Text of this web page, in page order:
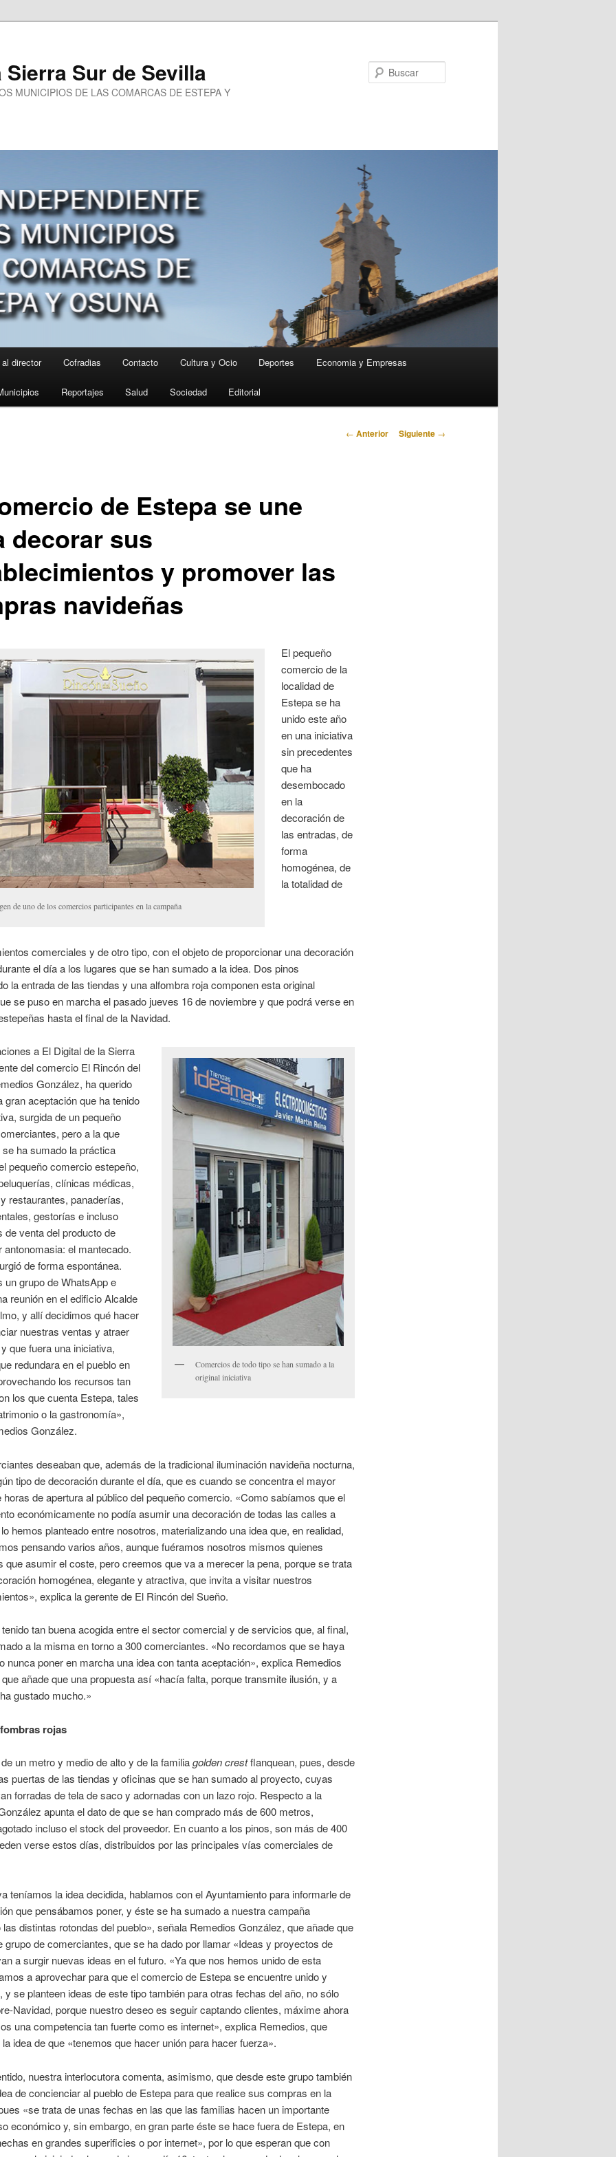
Sur de Sevilla
MUNICIPIOS DE LAS COMARCAS DE ESTEPA Y
director Cofradias Contacto Cultura y Ocio Deportes Economia y Empresas
Reportajes Salud Sociedad Editorial
Navegación
← Anterior Siguiente →
de Estepa se une
decorar sus
y promover las
navideñas
de uno de los comercios participantes en la campaña
El pequeño
comercio de la
localidad de
Estepa se ha
unido este año
en una iniciativa
sin precedentes
que ha
desembocado
en la
decoración de
las entradas, de
forma
homogénea, de
la totalidad de
comerciales y de otro tipo, con el objeto de proporcionar una decoración
el día a los lugares que se han sumado a la idea. Dos pinos
la entrada de las tiendas y una alfombra roja componen esta original
se puso en marcha el pasado jueves 16 de noviembre y que podrá verse en
hasta el final de la Navidad.
Comercios de todo tipo se han sumado a la
original iniciativa
a El Digital de la Sierra
del comercio El Rincón del
González, ha querido
gran aceptación que ha tenido
surgida de un pequeño
pero a la que
ha sumado la práctica
pequeño comercio estepeño,
clínicas médicas,
restaurantes, panaderías,
gestorías e incluso
de venta del producto de
antonomasia: el mantecado.
de forma espontánea.
un grupo de WhatsApp e
reunión en el edificio Alcalde
y allí decidimos qué hacer
nuestras ventas y atraer
que fuera una iniciativa,
redundara en el pueblo en
los recursos tan
los que cuenta Estepa, tales
o la gastronomía»,
González.
deseaban que, además de la tradicional iluminación navideña nocturna,
tipo de decoración durante el día, que es cuando se concentra el mayor
horas de apertura al público del pequeño comercio. «Como sabíamos que el
económicamente no podía asumir una decoración de todas las calles a
hemos planteado entre nosotros, materializando una idea que, en realidad,
pensando varios años, aunque fuéramos nosotros mismos quienes
que asumir el coste, pero creemos que va a merecer la pena, porque se trata
homogénea, elegante y atractiva, que invita a visitar nuestros
explica la gerente de El Rincón del Sueño.
tan buena acogida entre el sector comercial y de servicios que, al final,
a la misma en torno a 300 comerciantes. «No recordamos que se haya
nunca poner en marcha una idea con tanta aceptación», explica Remedios
añade que una propuesta así «hacía falta, porque transmite ilusión, y a
gustado mucho.»
rojas
un metro y medio de alto y de la familiagolden crestflanquean, pues, desde
puertas de las tiendas y oficinas que se han sumado al proyecto, cuyas
forradas de tela de saco y adornadas con un lazo rojo. Respecto a la
apunta el dato de que se han comprado más de 600 metros,
incluso el stock del proveedor. En cuanto a los pinos, son más de 400
verse estos días, distribuidos por las principales vías comerciales de
teníamos la idea decidida, hablamos con el Ayuntamiento para informarle de
que pensábamos poner, y éste se ha sumado a nuestra campaña
distintas rotondas del pueblo», señala Remedios González, que añade que
grupo de comerciantes, que se ha dado por llamar «Ideas y proyectos de
a surgir nuevas ideas en el futuro. «Ya que nos hemos unido de esta
a aprovechar para que el comercio de Estepa se encuentre unido y
y se planteen ideas de este tipo también para otras fechas del año, no sólo
Navidad, porque nuestro deseo es seguir captando clientes, máxime ahora
una competencia tan fuerte como es internet», explica Remedios, que
idea de que «tenemos que hacer unión para hacer fuerza».
nuestra interlocutora comenta, asimismo, que desde este grupo también
de concienciar al pueblo de Estepa para que realice sus compras en la
«se trata de unas fechas en las que las familias hacen un importante
económico y, sin embargo, en gran parte éste se hace fuera de Estepa, en
en grandes superificies o por internet», por lo que esperan que con